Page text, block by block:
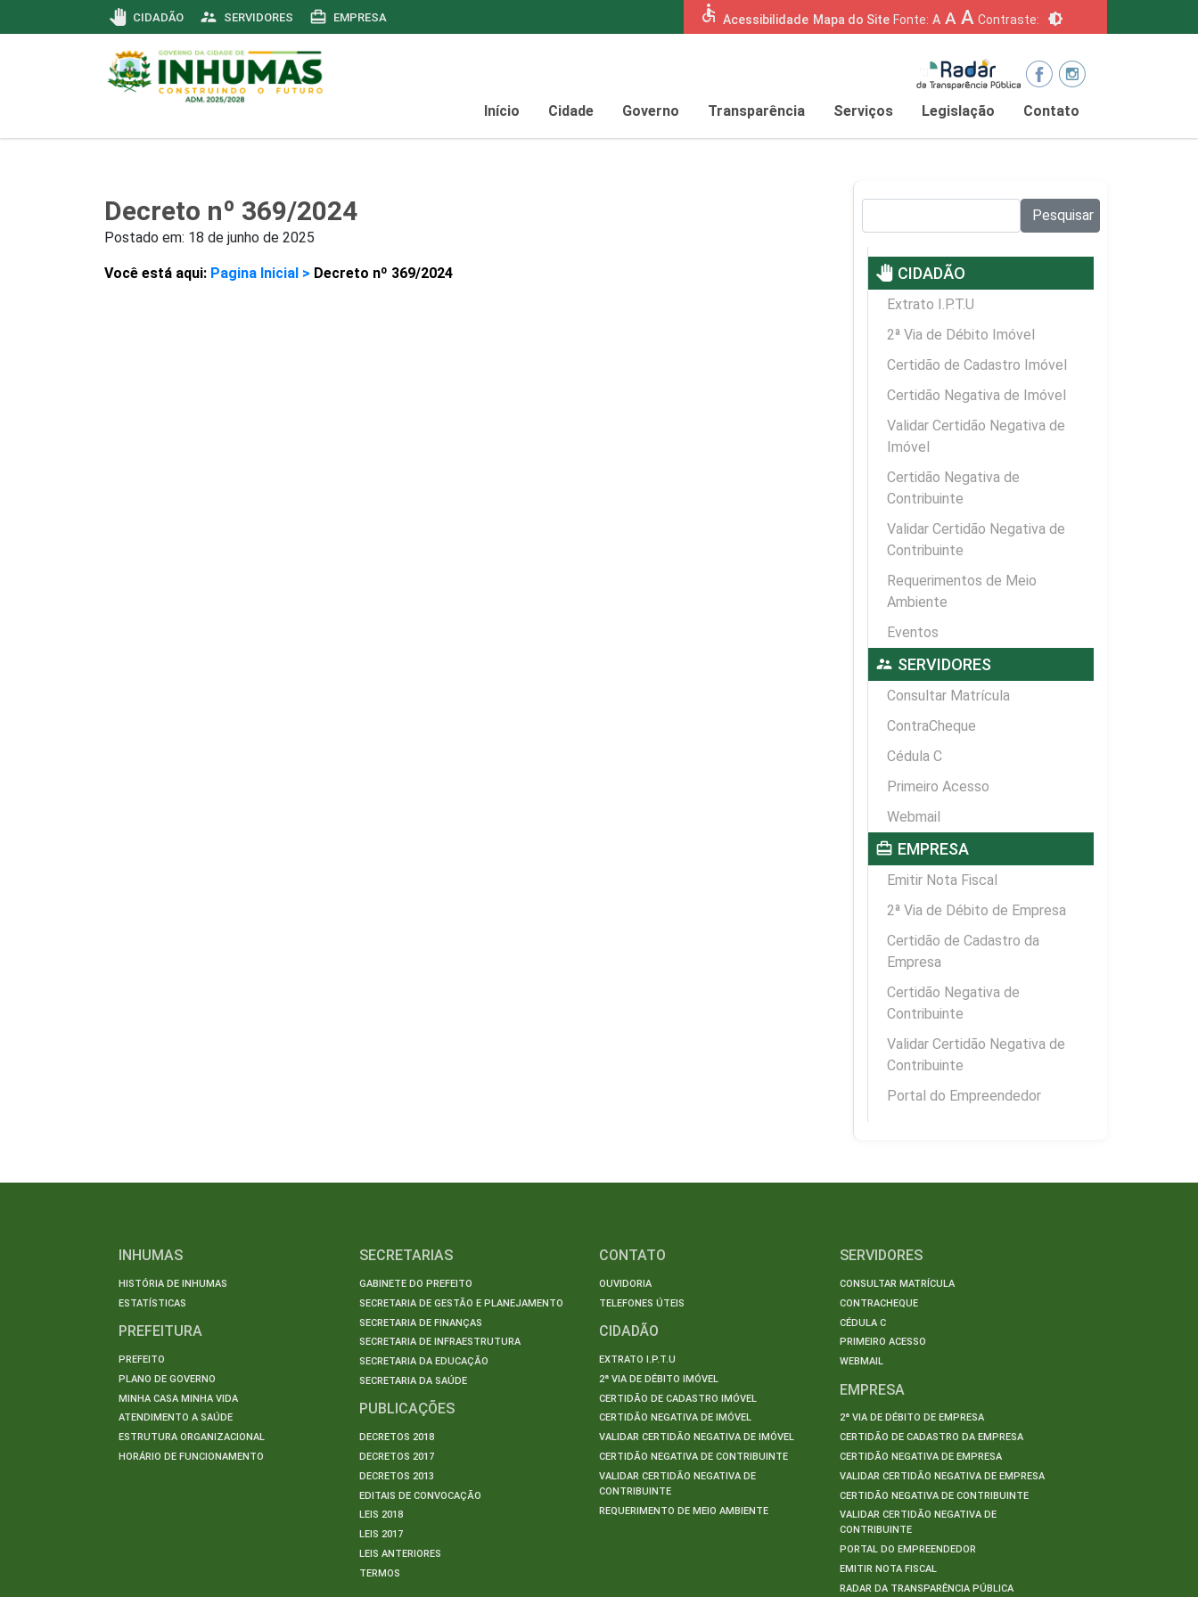
pan_tool CIDADÃO supervisor_account SERVIDORES card_travel EMPRESA accessible Acessibilidade Mapa do Site Fonte: A A A Contraste: brightness_6
Início Cidade Governo Transparência Serviços Legislação Contato
Decreto nº 369/2024
Postado em: 18 de junho de 2025
Você está aqui: Pagina Inicial > Decreto nº 369/2024
Pesquisar
pan_tool CIDADÃO
Extrato I.P.T.U
2ª Via de Débito Imóvel
Certidão de Cadastro Imóvel
Certidão Negativa de Imóvel
Validar Certidão Negativa de
Imóvel
Certidão Negativa de
Contribuinte
Validar Certidão Negativa de
Contribuinte
Requerimentos de Meio
Ambiente
Eventos
supervisor_account SERVIDORES
Consultar Matrícula
ContraCheque
Cédula C
Primeiro Acesso
Webmail
card_travel EMPRESA
Emitir Nota Fiscal
2ª Via de Débito de Empresa
Certidão de Cadastro da
Empresa
Certidão Negativa de
Contribuinte
Validar Certidão Negativa de
Contribuinte
Portal do Empreendedor
INHUMAS
HISTÓRIA DE INHUMAS
ESTATÍSTICAS
PREFEITURA
PREFEITO
PLANO DE GOVERNO
MINHA CASA MINHA VIDA
ATENDIMENTO A SAÚDE
ESTRUTURA ORGANIZACIONAL
HORÁRIO DE FUNCIONAMENTO
SECRETARIAS
GABINETE DO PREFEITO
SECRETARIA DE GESTÃO E PLANEJAMENTO
SECRETARIA DE FINANÇAS
SECRETARIA DE INFRAESTRUTURA
SECRETARIA DA EDUCAÇÃO
SECRETARIA DA SAÚDE
PUBLICAÇÕES
DECRETOS 2018
DECRETOS 2017
DECRETOS 2013
EDITAIS DE CONVOCAÇÃO
LEIS 2018
LEIS 2017
LEIS ANTERIORES
TERMOS
CONTATO
OUVIDORIA
TELEFONES ÚTEIS
CIDADÃO
EXTRATO I.P.T.U
2ª VIA DE DÉBITO IMÓVEL
CERTIDÃO DE CADASTRO IMÓVEL
CERTIDÃO NEGATIVA DE IMÓVEL
VALIDAR CERTIDÃO NEGATIVA DE IMÓVEL
CERTIDÃO NEGATIVA DE CONTRIBUINTE
VALIDAR CERTIDÃO NEGATIVA DE
CONTRIBUINTE
REQUERIMENTO DE MEIO AMBIENTE
SERVIDORES
CONSULTAR MATRÍCULA
CONTRACHEQUE
CÉDULA C
PRIMEIRO ACESSO
WEBMAIL
EMPRESA
2ª VIA DE DÉBITO DE EMPRESA
CERTIDÃO DE CADASTRO DA EMPRESA
CERTIDÃO NEGATIVA DE EMPRESA
VALIDAR CERTIDÃO NEGATIVA DE EMPRESA
CERTIDÃO NEGATIVA DE CONTRIBUINTE
VALIDAR CERTIDÃO NEGATIVA DE
CONTRIBUINTE
PORTAL DO EMPREENDEDOR
EMITIR NOTA FISCAL
RADAR DA TRANSPARÊNCIA PÚBLICA